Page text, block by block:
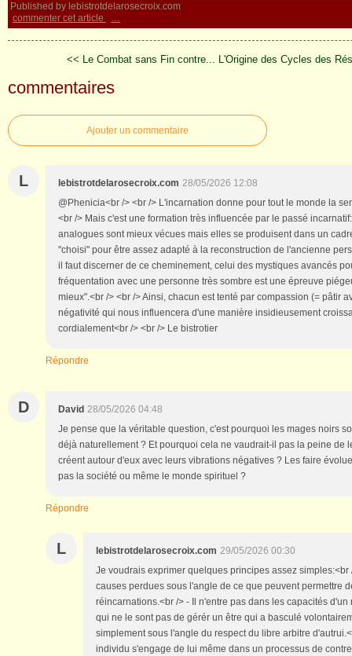
Published by lebistrotdelarosecroix.com
commenter cet article
…
<< Le Combat sans Fin contre... L'Origine des Cycles des
commentaires
Ajouter un commentaire
L lebistrotdelarosecroix.com 28/05/2026 12:08
@Phenicia<br /> <br /> L'incarnation donne pour tout le monde la
<br /> Mais c'est une formation très influencée par le passé
analogues sont mieux vécues mais elles se produisent dans un
"choisi" pour être assez adapté à la reconstruction de l'ancienne
il faut discerner de ce cheminement, celui des mystiques avancés
fréquentation avec une personne très sombre est une épreuve
mieux".<br /> <br /> Ainsi, chacun est tenté par compassion (= pâtir
négativité qui nous influencera d'une manière insidieusement
cordialement<br /> <br /> Le bistrotier
Répondre
D David 28/05/2026 04:48
Je pense que la véritable question, c'est pourquoi les mages noirs
déjà naturellement ? Et pourquoi cela ne vaudrait-il pas la peine de
créent autour d'eux avec leurs vibrations négatives ? Les faire
pas la société ou même le monde spirituel ?
Répondre
L lebistrotdelarosecroix.com 29/05/2026 00:30
Je voudrais exprimer quelques principes assez simples:<br
causes perdues sous l'angle de ce que peuvent permettre
réincarnations.<br /> - Il n'entre pas dans les capacités d'un
qui ne le sont pas de gérér un être qui a basculé
simplement sous l'angle du respect du libre arbitre
individu s'engage de lui même dans un processus de